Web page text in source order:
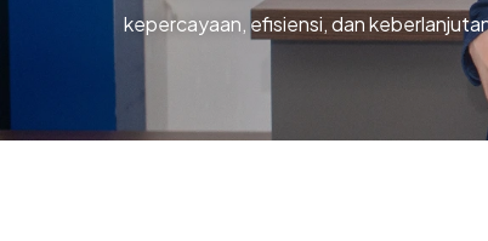
kepercayaan, efisiensi, dan